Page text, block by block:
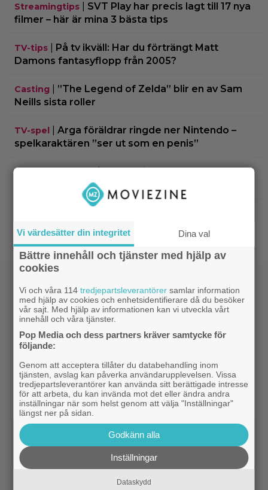
Streamingtips
SVT Play har precis lagt till 17 nya
filmer – här är mina 3 bästa tips
TV-tips
På tv ikväll: Har du förträngt Matt
Damons fantasyflopp från 2005?
Casting
”The Legend of Zelda” blir en av Sam
Neills sista roller
TV-spel
Arga föräldrar ringde ner Nintendo –
spelkaraktären ”ser ut som en penis”
Kommande filmer
skurken Ganondorf i ”The Legend of Zelda”
Vi värdesätter din integritet Dina val
Bättre innehåll och tjänster med hjälp av
cookies
Vi och våra 114tredjepartsleverantörer samlar information
med hjälp av cookies och enhetsidentifierare då du besöker
vår sajt. Med hjälp av informationen kan vi utveckla vårt
innehåll och våra tjänster.
Pop Media och dess partners kräver samtycke för
följande:
Genom att acceptera tillåter du databehandling inom
tjänsten, avslag kan påverka användarupplevelsen. Vissa
tredjepartsleverantörer kan använda sitt berättigade intresse
för att arbeta, du kan invända mot det eller ändra andra
inställningar när som helst genom att välja "Inställningar"
längst ner på sidan.
Godkänn alla
Inställningar
Dataskydd